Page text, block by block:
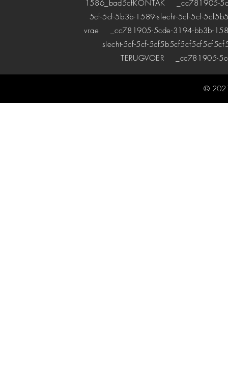
1586_bad5cfKONTAK _cc781905-
5cf-5cf-5b3b-1589-slecht-5cf-5cf-
vrae _cc781905-5cde-3194-bb3b-
slecht-5cf-5cf-
TERUGVOER _cc781905-
©